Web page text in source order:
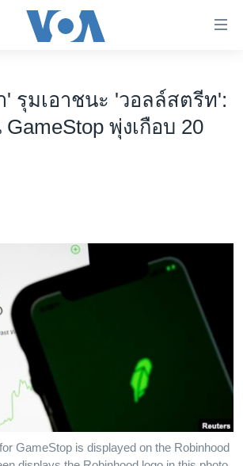
' รุมเอาชนะ 'วอลล์สตรีท':
พุ่งเกือบ 20
GameStop is displayed on the Robinhood